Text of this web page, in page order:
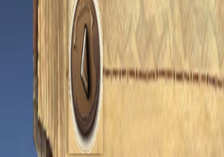
Жигалов В.Ф.
Жигалова
Г.П.